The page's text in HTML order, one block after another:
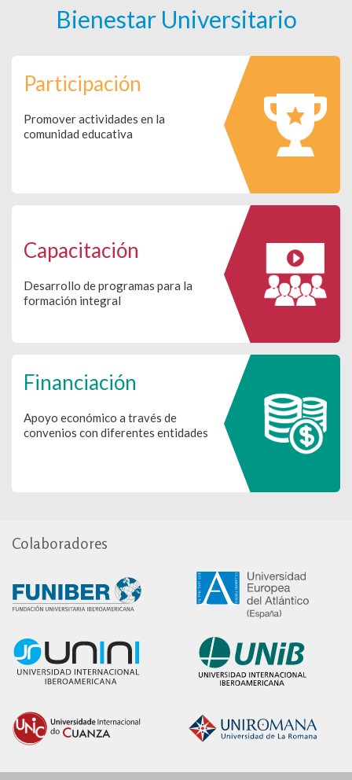
Bienestar Universitario
Participación
Promover actividades en la
comunidad educativa
Capacitación
Desarrollo de programas para la
formación integral
Financiación
Apoyo económico a través de
convenios con diferentes entidades
Colaboradores